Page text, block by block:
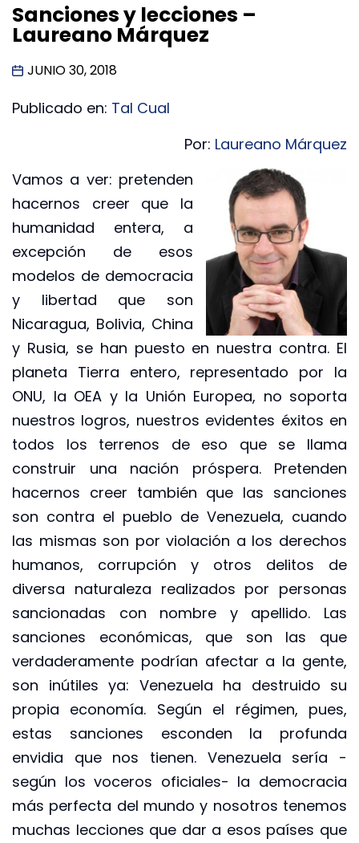
Sanciones y lecciones –
Laureano Márquez
JUNIO 30, 2018
Publicado en: Tal Cual
Por: Laureano Márquez
Vamos a ver: pretenden
hacernos creer que la
humanidad entera, a
excepción de esos
modelos de democracia
y libertad que son
Nicaragua, Bolivia, China
y Rusia, se han puesto en nuestra contra. El
planeta Tierra entero, representado por la
ONU, la OEA y la Unión Europea, no soporta
nuestros logros, nuestros evidentes éxitos en
todos los terrenos de eso que se llama
construir una nación próspera. Pretenden
hacernos creer también que las sanciones
son contra el pueblo de Venezuela, cuando
las mismas son por violación a los derechos
humanos, corrupción y otros delitos de
diversa naturaleza realizados por personas
sancionadas con nombre y apellido. Las
sanciones económicas, que son las que
verdaderamente podrían afectar a la gente,
son inútiles ya: Venezuela ha destruido su
propia economía. Según el régimen, pues,
estas sanciones esconden la profunda
envidia que nos tienen. Venezuela sería -
según los voceros oficiales- la democracia
más perfecta del mundo y nosotros tenemos
muchas lecciones que dar a esos países que